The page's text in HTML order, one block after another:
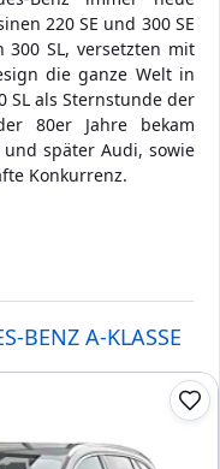
220 SE und 300 SE
SL, versetzten mit
die ganze Welt in
SL als Sternstunde der
80er Jahre bekam
später Audi, sowie
Konkurrenz.
BENZ A-KLASSE